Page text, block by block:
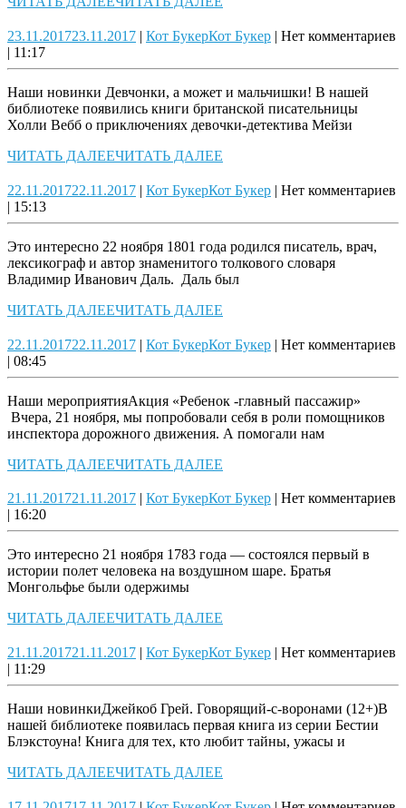
23.11.201723.11.2017 | Кот БукерКот Букер | Нет комментариев
| 11:17
Наши новинки Девчонки, а может и мальчишки! В нашей
библиотеке появились книги британской писательницы
Холли Вебб о приключениях девочки-детектива Мейзи
ЧИТАТЬ ДАЛЕЕЧИТАТЬ ДАЛЕЕ
22.11.201722.11.2017 | Кот БукерКот Букер | Нет комментариев
| 15:13
Это интересно 22 ноября 1801 года родился писатель, врач,
лексикограф и автор знаменитого толкового словаря
Владимир Иванович Даль. Даль был
ЧИТАТЬ ДАЛЕЕЧИТАТЬ ДАЛЕЕ
22.11.201722.11.2017 | Кот БукерКот Букер | Нет комментариев
| 08:45
Наши мероприятияАкция «Ребенок -главный пассажир»
Вчера, 21 ноября, мы попробовали себя в роли помощников
инспектора дорожного движения. А помогали нам
ЧИТАТЬ ДАЛЕЕЧИТАТЬ ДАЛЕЕ
21.11.201721.11.2017 | Кот БукерКот Букер | Нет комментариев
| 16:20
Это интересно 21 ноября 1783 года — состоялся первый в
истории полет человека на воздушном шаре. Братья
Монгольфье были одержимы
ЧИТАТЬ ДАЛЕЕЧИТАТЬ ДАЛЕЕ
21.11.201721.11.2017 | Кот БукерКот Букер | Нет комментариев
| 11:29
Наши новинкиДжейкоб Грей. Говорящий-с-воронами (12+)В
нашей библиотеке появилась первая книга из серии Бестии
Блэкстоуна! Книга для тех, кто любит тайны, ужасы и
ЧИТАТЬ ДАЛЕЕЧИТАТЬ ДАЛЕЕ